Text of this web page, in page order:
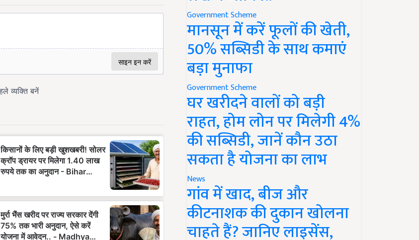
Government Scheme
मानसून में करें फूलों की खेती,
50% सब्सिडी के साथ कमाएं
बड़ा मुनाफा
Government Scheme
घर खरीदने वालों को बड़ी
राहत, होम लोन पर मिलेगी 4%
की सब्सिडी, जानें कौन उठा
सकता है योजना का लाभ
News
गांव में खाद, बीज और
कीटनाशक की दुकान खोलना
चाहते हैं? जानिए लाइसेंस,